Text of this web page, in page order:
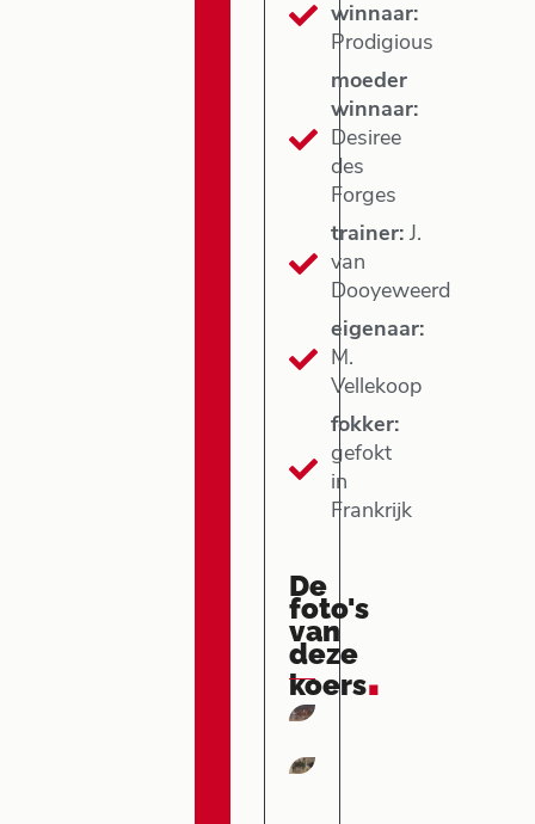
winnaar:
Prodigious
moeder
winnaar:
Desiree
des
Forges
trainer: J.
van
Dooyeweerd
eigenaar:
M.
Vellekoop
fokker:
gefokt
in
Frankrijk
De
foto's
van
deze
koers.